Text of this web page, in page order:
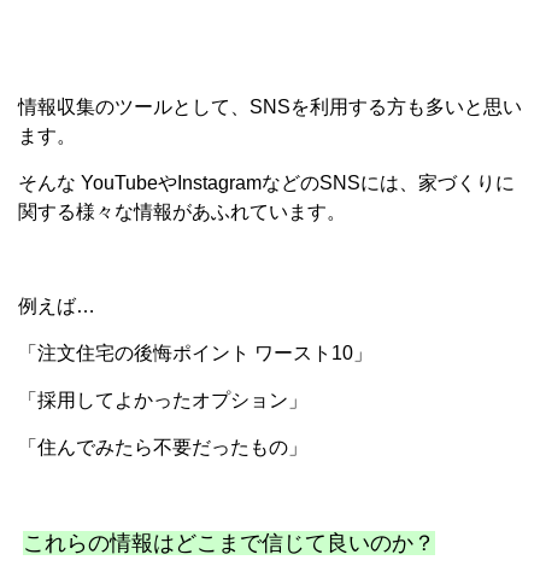
情報収集のツールとして、SNSを利用する方も多いと思い
ます。
そんな YouTubeやInstagramなどのSNSには、家づくりに
関する様々な情報があふれています。
例えば…
「注文住宅の後悔ポイント ワースト10」
「採用してよかったオプション」
「住んでみたら不要だったもの」
これらの情報はどこまで信じて良いのか？